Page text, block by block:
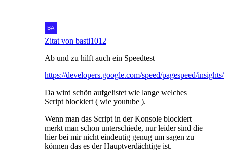
Zitat von basti1012
Ab und zu hilft auch ein Speedtest
https://developers.google.com/speed/pagespeed/insights/
Da wird schön aufgelistet wie lange welches
Script blockiert ( wie youtube ).
Wenn man das Script in der Konsole blockiert
merkt man schon unterschiede, nur leider sind die
hier bei mir nicht eindeutig genug um sagen zu
können das es der Hauptverdächtige ist.